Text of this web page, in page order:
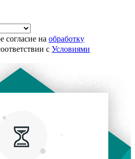
согласие на обработку
с Условиями